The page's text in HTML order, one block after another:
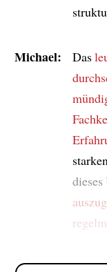
Michael: Das
dieses